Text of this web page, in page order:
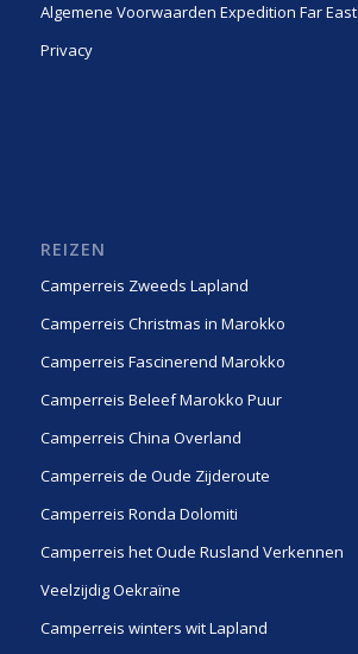
Algemene Voorwaarden Expedition Far East
Privacy
REIZEN
Camperreis Zweeds Lapland
Camperreis Christmas in Marokko
Camperreis Fascinerend Marokko
Camperreis Beleef Marokko Puur
Camperreis China Overland
Camperreis de Oude Zijderoute
Camperreis Ronda Dolomiti
Camperreis het Oude Rusland Verkennen
Veelzijdig Oekraïne
Camperreis winters wit Lapland